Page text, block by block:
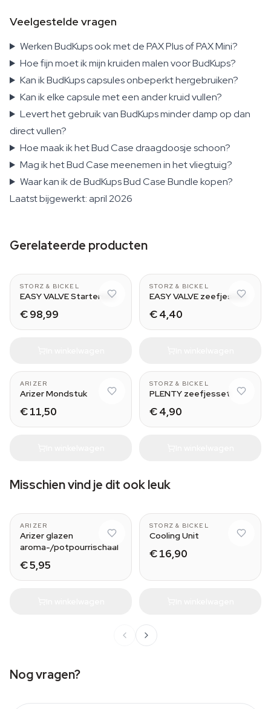
Veelgestelde vragen
Werken BudKups ook met de PAX Plus of PAX Mini?
Hoe fijn moet ik mijn kruiden malen voor BudKups?
Kan ik BudKups capsules onbeperkt hergebruiken?
Kan ik elke capsule met een ander kruid vullen?
Levert het gebruik van BudKups minder damp op dan
direct vullen?
Hoe maak ik het Bud Case draagdoosje schoon?
Mag ik het Bud Case meenemen in het vliegtuig?
Waar kan ik de BudKups Bud Case Bundle kopen?
Laatst bijgewerkt: april 2026
Gerelateerde producten
STORZ & BICKEL
EASY VALVE Starterset
€ 98,99
STORZ & BICKEL
EASY VALVE zeefjesset
€ 4,40
ARIZER
Arizer Mondstuk
€ 11,50
STORZ & BICKEL
PLENTY zeefjesset
€ 4,90
Misschien vind je dit ook leuk
ARIZER
Arizer glazen
aroma-/potpourrischaal
€ 5,95
STORZ & BICKEL
Cooling Unit
€ 16,90
Nog vragen?